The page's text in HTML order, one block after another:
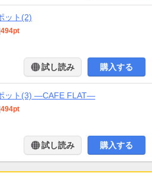
ット(2)
494pt
試し読み 購入する
ット(3) ―CAFE FLAT―
494pt
試し読み 購入する